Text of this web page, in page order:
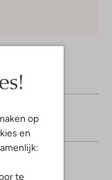
maken op
en
te